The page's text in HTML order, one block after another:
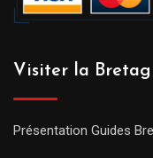
Visiter la
Présentation Guides